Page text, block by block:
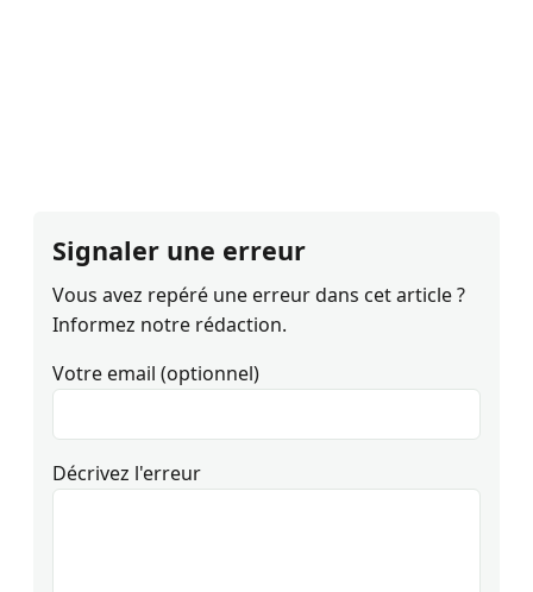
Signaler une erreur
Vous avez repéré une erreur dans cet article ?
Informez notre rédaction.
Votre email (optionnel)
Décrivez l'erreur